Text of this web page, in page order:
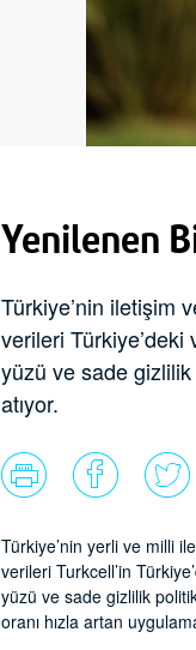
Yenilenen
Türkiye’nin iletişim
verileri
yüzü ve sade
atıyor.
Türkiye’nin yerli ve milli
verileri Turkcell’in
yüzü ve sade gizlilik
oranı hızla artan